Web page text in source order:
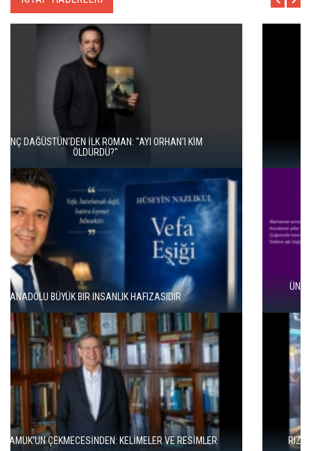
İKİ KİTAP VE BİTMEYEN BİR ENERJİ
ÜNAL ERSÖZLÜ’NÜN YENİ ŞİİR KİTABI “BÖĞÜRTLEN ÖPÜCÜĞÜ”
YAYIMLANDI
RIZA SÖNMEZ: ‘ANADOLU, SANILDIĞINDAN ÇOK DAHA VEGAN"